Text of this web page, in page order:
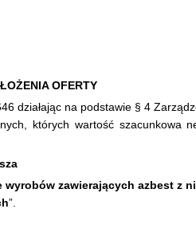
OFERTY
działając na podstawie § 4
których wartość szacunkowa
wyrobów zawierających azbest z
”.